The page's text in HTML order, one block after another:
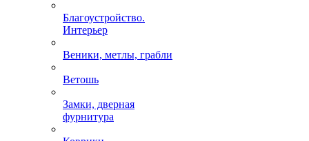
Благоустройство.
Интерьер
Веники, метлы, грабли
Ветошь
Замки, дверная
фурнитура